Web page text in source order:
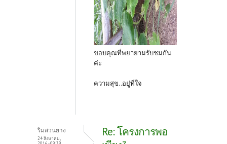
ขอบคุณที่พยายามรับชมกัน
ค่ะ
ความสุข..อยู่ที่ใจ
ริมสวนยาง
24 สิงหาคม,
Re: โครงการพอ